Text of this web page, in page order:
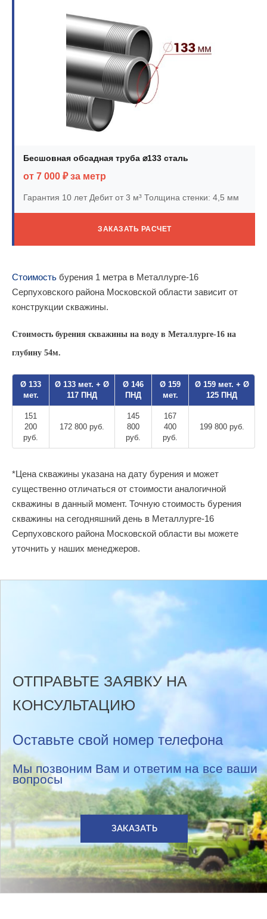
Бесшовная обсадная труба ⌀133 сталь
от 7 000 ₽ за метр
Гарантия 10 летДебит от 3 м³ Толщина стенки: 4,5 мм
ЗАКАЗАТЬ РАСЧЕТ
Стоимость бурения 1 метра в Металлурге-16
Серпуховского района Московской области зависит от
конструкции скважины.
Стоимость бурения скважины на воду в Металлурге-16 на
глубину 54м.
Ø 133
мет.
Ø 133 мет. + Ø
117 ПНД
Ø 146
ПНД
Ø 159
мет.
Ø 159 мет. + Ø
125 ПНД
151
200
руб.
172 800 руб.
145
800
руб.
167
400
руб.
199 800 руб.
*Цена скважины указана на дату бурения и может
существенно отличаться от стоимости аналогичной
скважины в данный момент. Точную стоимость бурения
скважины на сегодняшний день в Металлурге-16
Серпуховского района Московской области вы можете
уточнить у наших менеджеров.
ОТПРАВЬТЕ ЗАЯВКУ НА
КОНСУЛЬТАЦИЮ
Оставьте свой номер телефона
Мы позвоним Вам и ответим на все ваши
вопросы
ЗАКАЗАТЬ